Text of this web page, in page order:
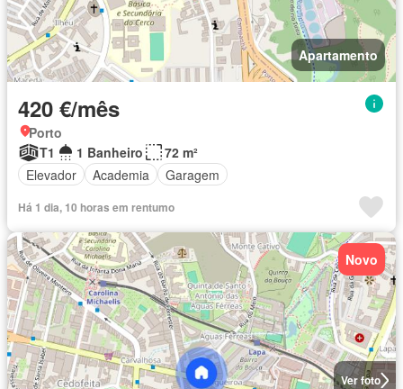
Apartamento
420 €/mês
Porto
T1
1 Banheiro
72 m²
Elevador
Academia Garagem
Há 1 dia, 10 horas em rentumo
Ver foto
Novo